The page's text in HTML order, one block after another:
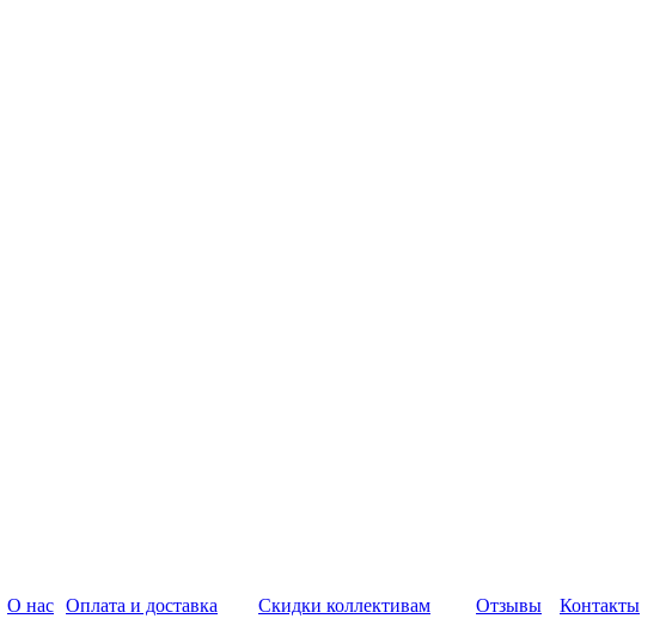
О нас Оплата и доставка Скидки коллективам Отзывы Контакты